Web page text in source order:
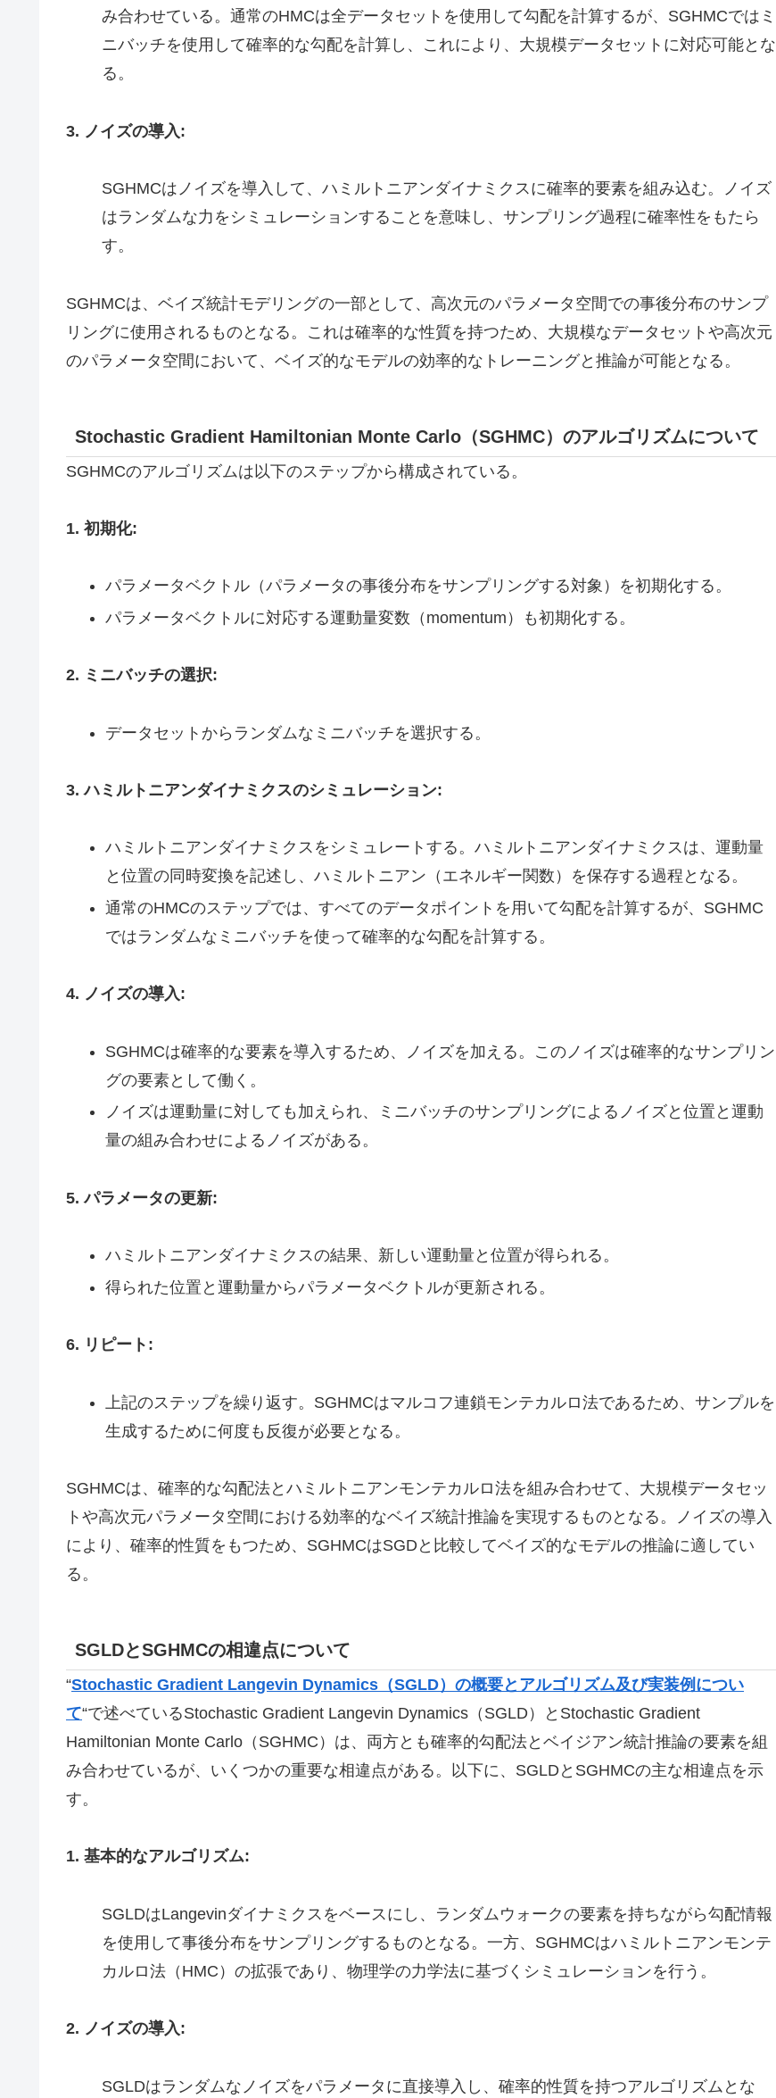
み合わせている。通常のHMCは全データセットを使用して勾配を計算するが、SGHMCではミ
ニバッチを使用して確率的な勾配を計算し、これにより、大規模データセットに対応可能とな
る。
3. ノイズの導入:
SGHMCはノイズを導入して、ハミルトニアンダイナミクスに確率的要素を組み込む。ノイズ
はランダムな力をシミュレーションすることを意味し、サンプリング過程に確率性をもたら
す。
SGHMCは、ベイズ統計モデリングの一部として、高次元のパラメータ空間での事後分布のサンプ
リングに使用されるものとなる。これは確率的な性質を持つため、大規模なデータセットや高次元
のパラメータ空間において、ベイズ的なモデルの効率的なトレーニングと推論が可能となる。
Stochastic Gradient Hamiltonian Monte Carlo（SGHMC）のアルゴリズムについて
SGHMCのアルゴリズムは以下のステップから構成されている。
1. 初期化:
パラメータベクトル（パラメータの事後分布をサンプリングする対象）を初期化する。
パラメータベクトルに対応する運動量変数（momentum）も初期化する。
2. ミニバッチの選択:
データセットからランダムなミニバッチを選択する。
3. ハミルトニアンダイナミクスのシミュレーション:
ハミルトニアンダイナミクスをシミュレートする。ハミルトニアンダイナミクスは、運動量
と位置の同時変換を記述し、ハミルトニアン（エネルギー関数）を保存する過程となる。
通常のHMCのステップでは、すべてのデータポイントを用いて勾配を計算するが、SGHMC
ではランダムなミニバッチを使って確率的な勾配を計算する。
4. ノイズの導入:
SGHMCは確率的な要素を導入するため、ノイズを加える。このノイズは確率的なサンプリン
グの要素として働く。
ノイズは運動量に対しても加えられ、ミニバッチのサンプリングによるノイズと位置と運動
量の組み合わせによるノイズがある。
5. パラメータの更新:
ハミルトニアンダイナミクスの結果、新しい運動量と位置が得られる。
得られた位置と運動量からパラメータベクトルが更新される。
6. リピート:
上記のステップを繰り返す。SGHMCはマルコフ連鎖モンテカルロ法であるため、サンプルを
生成するために何度も反復が必要となる。
SGHMCは、確率的な勾配法とハミルトニアンモンテカルロ法を組み合わせて、大規模データセッ
トや高次元パラメータ空間における効率的なベイズ統計推論を実現するものとなる。ノイズの導入
により、確率的性質をもつため、SGHMCはSGDと比較してベイズ的なモデルの推論に適してい
る。
SGLDとSGHMCの相違点について
“Stochastic Gradient Langevin Dynamics（SGLD）の概要とアルゴリズム及び実装例につい
て“で述べているStochastic Gradient Langevin Dynamics（SGLD）とStochastic Gradient
Hamiltonian Monte Carlo（SGHMC）は、両方とも確率的勾配法とベイジアン統計推論の要素を組
み合わせているが、いくつかの重要な相違点がある。以下に、SGLDとSGHMCの主な相違点を示
す。
1. 基本的なアルゴリズム:
SGLDはLangevinダイナミクスをベースにし、ランダムウォークの要素を持ちながら勾配情報
を使用して事後分布をサンプリングするものとなる。一方、SGHMCはハミルトニアンモンテ
カルロ法（HMC）の拡張であり、物理学の力学法に基づくシミュレーションを行う。
2. ノイズの導入:
SGLDはランダムなノイズをパラメータに直接導入し、確率的性質を持つアルゴリズムとな